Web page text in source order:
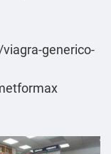
generico-